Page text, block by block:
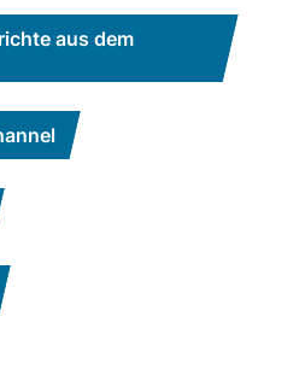
aus dem